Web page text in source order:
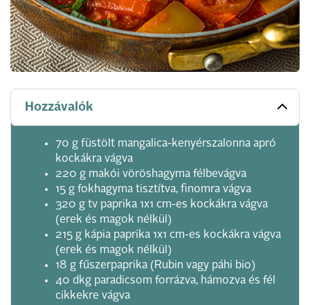
Hozzávalók
70 g füstölt mangalica-kenyérszalonna apró
kockákra vágva
220 g makói vöröshagyma félbevágva
15 g fokhagyma tisztítva, finomra vágva
320 g tv paprika 1x1 cm-es kockákra vágva
(erek és magok nélkül)
215 g kápia paprika 1x1 cm-es kockákra vágva
(erek és magok nélkül)
18 g fűszerpaprika (Rubin vagy páhi bio)
40 dkg paradicsom forrázva, hámozva és fél
cikkekre vágva